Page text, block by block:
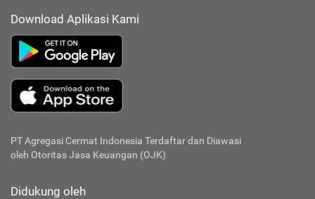
Download Aplikasi Kami
PT Agregasi Cermat Indonesia Terdaftar dan Diawasi
oleh Otoritas Jasa Keuangan (OJK)
Didukung oleh